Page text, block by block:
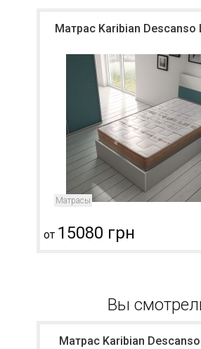
Матрас Karibian Descanso
Матрасы
от 15080 грн
Вы
Матрас Karibian